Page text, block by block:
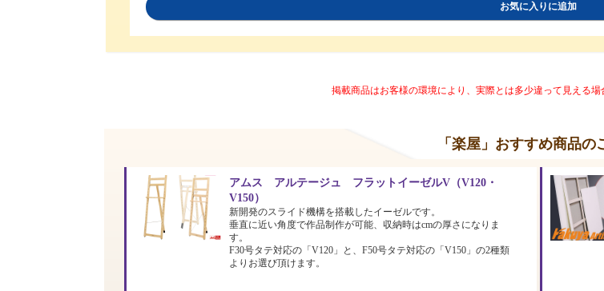
お気に入りに追加
掲載商品はお客様の環境により、実際とは多少違って見える場
「楽屋」おすすめ商品の
アムス アルテージュ フラットイーゼルV（V120・
V150）
新開発のスライド機構を搭載したイーゼルです。
垂直に近い角度で作品制作が可能、収納時はcmの厚さになりま
す。
F30号タテ対応の「V120」と、F50号タテ対応の「V150」の2種類
よりお選び頂けます。